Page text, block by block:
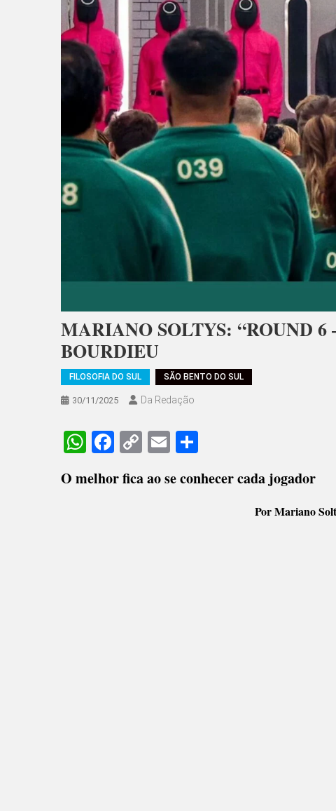
MARIANO SOLTYS: “ROUND
BOURDIEU
FILOSOFIA DO SUL SÃO BENTO DO SUL
30/11/2025 Da Redação
WhatsApp
Facebook
CopyEmail
O melhor fica ao se conhecer cada jogador
Por Mariano